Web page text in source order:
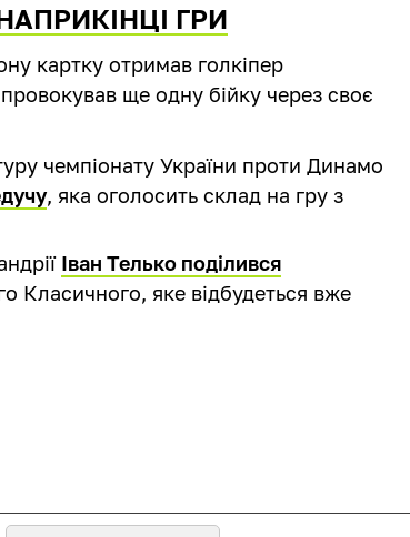
ГРИ
картку отримав голкіпер
ще одну бійку через своє
чемпіонату України проти Динамо
, яка оголосить склад на гру з
Іван Телько поділився
Класичного, яке відбудеться вже